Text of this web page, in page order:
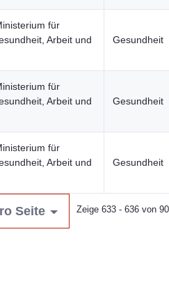
für
Arbeit und
Gesundheit
für
Arbeit und
Gesundheit
für
Arbeit und
Gesundheit
Seite Zeige 633 - 636 von